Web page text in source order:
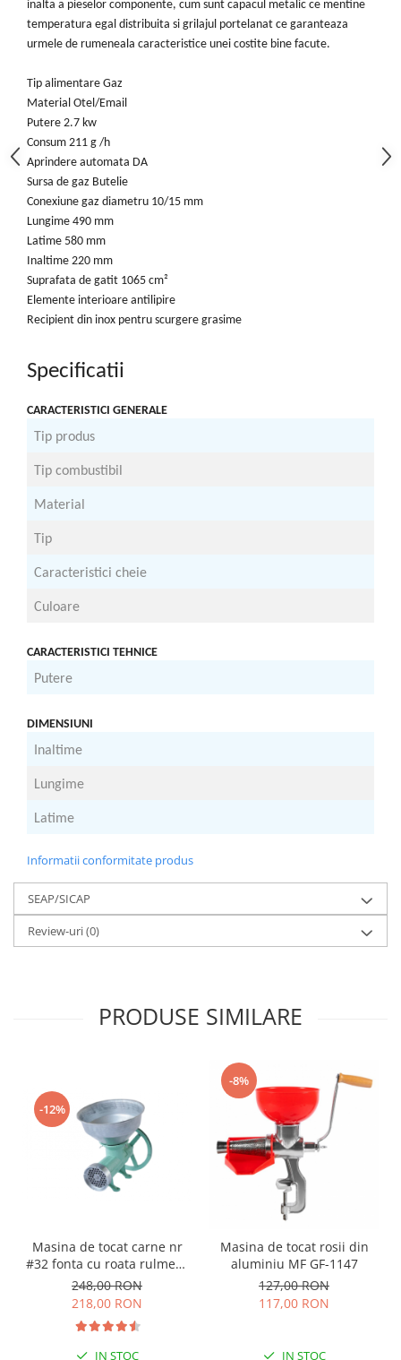
Motopompe
Accesorii pentru irigatii
Hidrofoare
Pompe de apa de suprafata
Pompe recirculare
Pompe submersibile
Sisteme de irigat si stropit
Timp liber
Accesorii pentru ATV
Alte vehicule electrice
ATV-uri
Biciclete
Scuter
Despicatoare de lemne
Tocatoare de furaje
inalta a pieselor componente, cum sunt capacul metalic ce mentine
temperatura egal distribuita si grilajul portelanat ce garanteaza
urmele de rumeneala caracteristice unei costite bine facute.
Tip alimentare Gaz
Material Otel/Email
Putere 2.7 kw
Consum 211 g /h
Aprindere automata DA
Sursa de gaz Butelie
Conexiune gaz diametru 10/15 mm
Lungime 490 mm
Latime 580 mm
Inaltime 220 mm
Suprafata de gatit 1065 cm²
Elemente interioare antilipire
Recipient din inox pentru scurgere grasime
Specificatii
CARACTERISTICI GENERALE
Tip produs
Tip combustibil
Material
Tip
Caracteristici cheie
Culoare
CARACTERISTICI TEHNICE
Putere
DIMENSIUNI
Inaltime
Lungime
Latime
Informatii conformitate produs
SEAP/SICAP
Review-uri(0)
PRODUSE SIMILARE
-12%
Masina de tocat carne nr
#32 fonta cu roata rulment
si palnie JIA
248,00 RON
218,00 RON
IN STOC
-8%
Masina de tocat rosii din
aluminiu MF GF-1147
127,00 RON
117,00 RON
IN STOC